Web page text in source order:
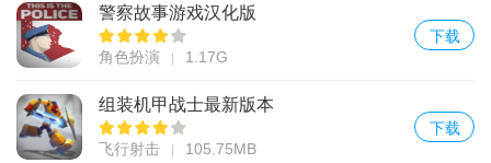
警察故事游戏汉化版
角色扮演 1.17G
下载
组装机甲战士最新版本
飞行射击 105.75MB
下载